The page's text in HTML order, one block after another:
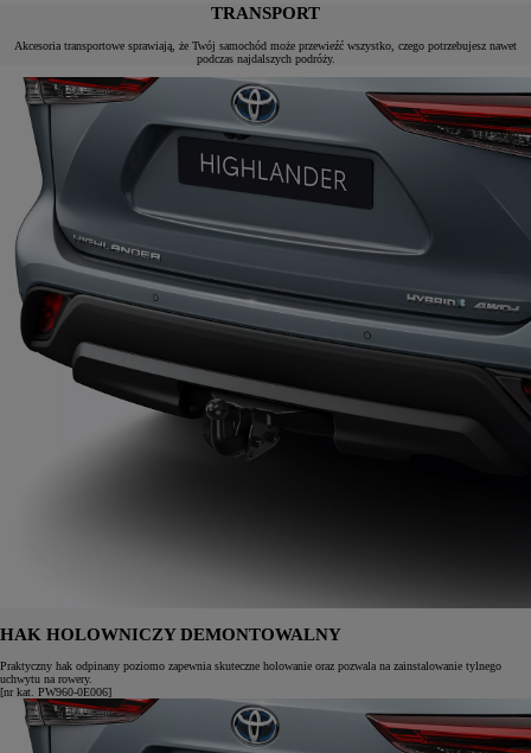
TRANSPORT
Akcesoria transportowe sprawiają, że Twój samochód może przewieźć wszystko, czego potrzebujesz nawet
podczas najdalszych podróży.
HAK HOLOWNICZY DEMONTOWALNY
Praktyczny hak odpinany poziomo zapewnia skuteczne holowanie oraz pozwala na zainstalowanie tylnego
uchwytu na rowery.
[nr kat. PW960-0E006]